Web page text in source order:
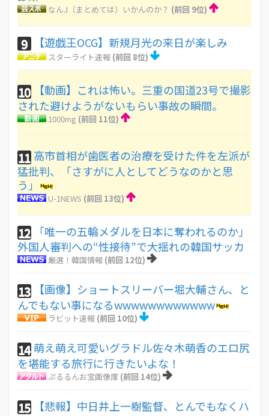
なんJ（まとめては）いかんのか？ (前回 9位)
9 【遊戯王OCG】新規月光の来日が楽しみ
スターライト速報 (前回 8位)
10
【動画】これは怖い。三重の国道23号で撮影
された避けようがないもらい事故の瞬間。
1000mg (前回 11位)
11 高市首相が歯医者の治療を受けた件を左派が
猛批判、「さすがに人としてどうなのかと思
う」
U-1NEWS (前回 13位)
12
「唯一の五輪メダルを日本に奪われるのか」
外国人審判への“性接待”で大揺れの韓国サッカ
厳選！韓国情報 (前回 12位)
13
【画像】ショートスリーバー堀大輔さん、と
んでもない事になるwwwwwwwwwwww
ラビット速報 (前回 10位)
14 萌え萌え可愛いグラドル佐々木萌香のエロ尻
を堪能する旅行に行きたいよな！
ぷるるんお宝画像庫 (前回 14位)
15
【悲報】中日井上一樹監督、とんでもなくハ